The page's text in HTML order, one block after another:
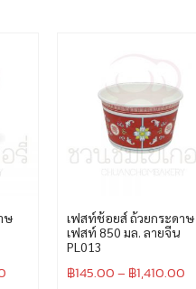
ษ
เฟสท์ช้อยส์ ถ้วยกระดาษ
เฟสท์ 850 มล. ลายจีน
PL013
฿145.00– ฿1,410.00